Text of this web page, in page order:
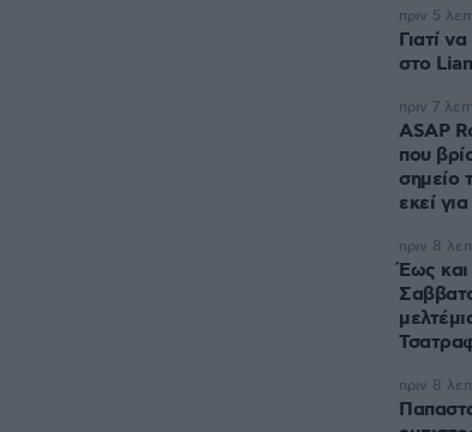
Γιατί
στο
πριν 5
ASAP
που
σημείο
εκεί
πριν 7
Έως
πριν 8
πριν 8